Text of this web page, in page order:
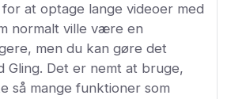
at optage lange videoer med
normalt ville være en
men du kan gøre det
Gling. Det er nemt at bruge,
så mange funktioner som